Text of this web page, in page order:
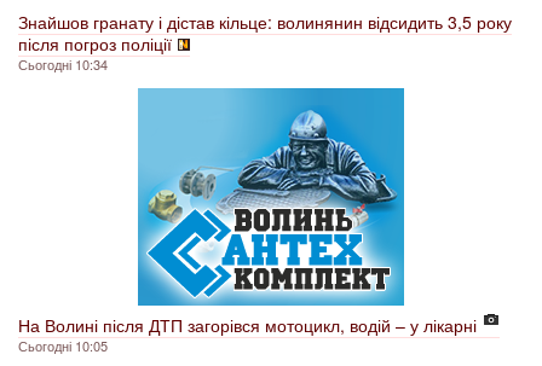
Знайшов гранату і дістав кільце: волинянин відсидить 3,5 року
після погроз поліції
Сьогодні 10:34
На Волині після ДТП загорівся мотоцикл, водій – у лікарні
Сьогодні 10:05